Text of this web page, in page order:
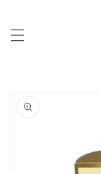
ai contenuti
informazioni
sul
prodotto